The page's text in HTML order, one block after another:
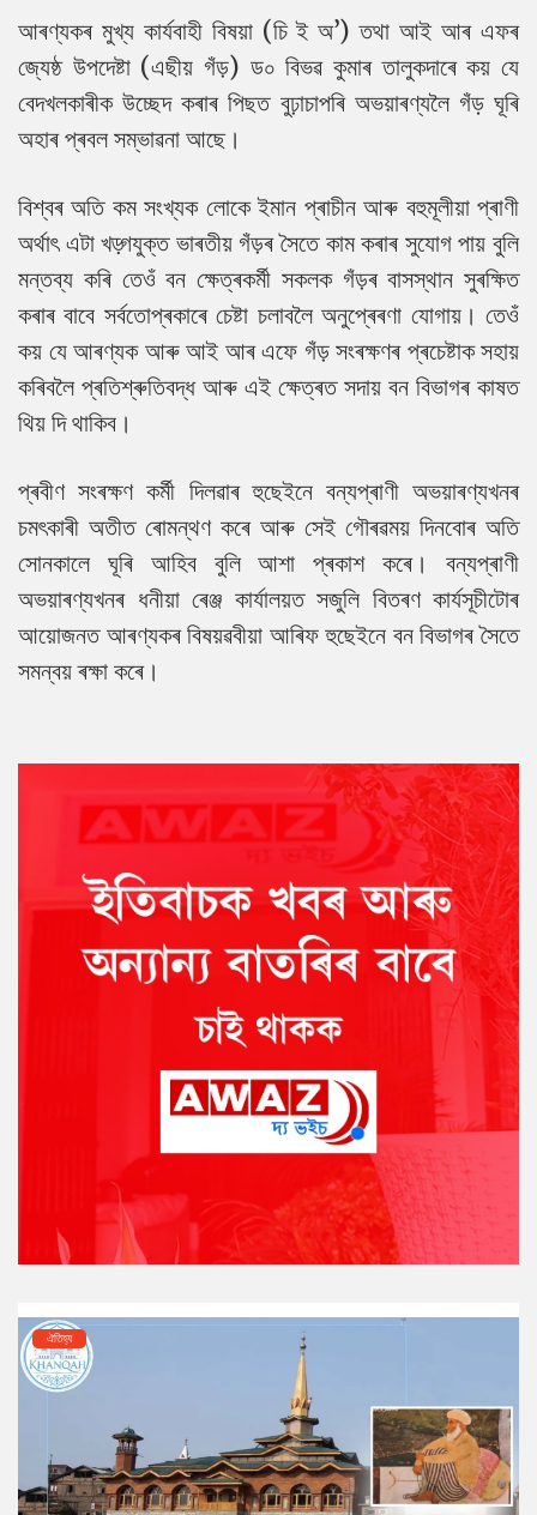
আৰণ্যকৰ মুখ্য কাৰ্যবাহী বিষয়া (চি ই অ’) তথা আই আৰ এফৰ
জ্যেষ্ঠ উপদেষ্টা (এছীয় গঁড়) ড০ বিভৱ কুমাৰ তালুকদাৰে কয় যে
বেদখলকাৰীক উচ্ছেদ কৰাৰ পিছত বুঢ়াচাপৰি অভয়াৰণ্যলৈ গঁড় ঘূৰি
অহাৰ প্ৰবল সম্ভাৱনা আছে।
বিশ্বৰ অতি কম সংখ্যক লোকে ইমান প্ৰাচীন আৰু বহুমূলীয়া প্ৰাণী
অৰ্থাৎ এটা খড়্গযুক্ত ভাৰতীয় গঁড়ৰ সৈতে কাম কৰাৰ সুযোগ পায় বুলি
মন্তব্য কৰি তেওঁ বন ক্ষেত্ৰকৰ্মী সকলক গঁড়ৰ বাসস্থান সুৰক্ষিত
কৰাৰ বাবে সৰ্বতোপ্ৰকাৰে চেষ্টা চলাবলৈ অনুপ্ৰেৰণা যোগায়। তেওঁ
কয় যে আৰণ্যক আৰু আই আৰ এফে গঁড় সংৰক্ষণৰ প্ৰচেষ্টাক সহায়
কৰিবলৈ প্ৰতিশ্ৰুতিবদ্ধ আৰু এই ক্ষেত্ৰত সদায় বন বিভাগৰ কাষত
থিয় দি থাকিব।
প্ৰবীণ সংৰক্ষণ কৰ্মী দিলৱাৰ হুছেইনে বন্যপ্ৰাণী অভয়াৰণ্যখনৰ
চমৎকাৰী অতীত ৰোমন্থণ কৰে আৰু সেই গৌৰৱময় দিনবোৰ অতি
সোনকালে ঘূৰি আহিব বুলি আশা প্ৰকাশ কৰে। বন্যপ্ৰাণী
অভয়াৰণ্যখনৰ ধনীয়া ৰেঞ্জ কাৰ্যালয়ত সজুলি বিতৰণ কাৰ্যসূচীটোৰ
আয়োজনত আৰণ্যকৰ বিষয়ৱবীয়া আৰিফ হুছেইনে বন বিভাগৰ সৈতে
সমন্বয় ৰক্ষা কৰে।
ঐতিহ্য